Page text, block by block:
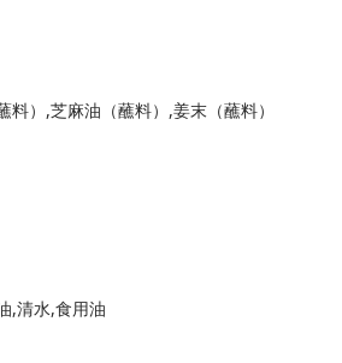
）,芝麻油（蘸料）,姜末（蘸料）
,清水,食用油